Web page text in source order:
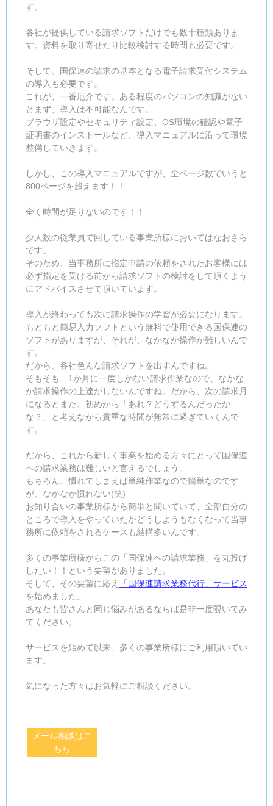
す。
各社が提供している請求ソフトだけでも数十種類ありま
す。資料を取り寄せたり比較検討する時間も必要です。
そして、国保連の請求の基本となる電子請求受付システム
の導入も必要です。
これが、一番厄介です。ある程度のパソコンの知識がない
とまず、導入は不可能なんです。
ブラウザ設定やセキュリティ設定、OS環境の確認や電子
証明書のインストールなど、導入マニュアルに沿って環境
整備していきます。
しかし、この導入マニュアルですが、全ページ数でいうと
800ページを超えます！！
全く時間が足りないのです！！
少人数の従業員で回している事業所様においてはなおさら
です。
そのため、当事務所に指定申請の依頼をされたお客様には
必ず指定を受ける前から請求ソフトの検討をして頂くよう
にアドバイスさせて頂いています。
導入が終わっても次に請求操作の学習が必要になります。
もともと簡易入力ソフトという無料で使用できる国保連の
ソフトがありますが、それが、なかなか操作が難しいんで
す。
だから、各社色んな請求ソフトを出すんですね。
そもそも、1か月に一度しかない請求作業なので、なかな
か請求操作の上達がしないんですね。だから、次の請求月
になるとまた、初めから「あれ？どうするんだったか
な？」と考えながら貴重な時間が無常に過ぎていくんで
す。
だから、これから新しく事業を始める方々にとって国保連
への請求業務は難しいと言えるでしょう。
もちろん、慣れてしまえば単純作業なので簡単なのです
が、なかなか慣れない(笑)
お知り合いの事業所様から簡単と聞いていて、全部自分の
ところで導入をやっていたがどうしようもなくなって当事
務所に依頼をされるケースも結構多いんです。
多くの事業所様からこの「国保連への請求業務」を丸投げ
したい！！という要望がありました。
そして、その要望に応え
「国保連請求業務代行」サービス
を始めました。
あなたも皆さんと同じ悩みがあるならば是非一度覗いてみ
てください。
サービスを始めて以来、多くの事業所様にご利用頂いてい
ます。
気になった方々はお気軽にご相談ください。
メール相談はこ
ちら